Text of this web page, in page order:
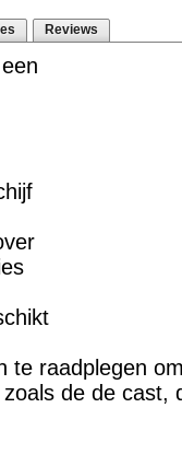
Reviews
te raadplegen
de de cast,